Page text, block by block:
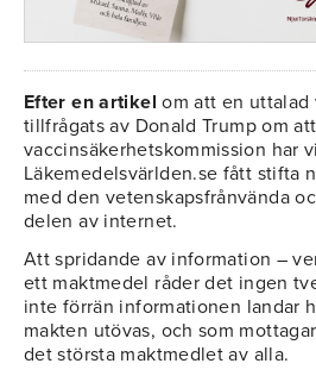
Efter en artikel om att en
tillfrågats av Donald Trump om
vaccinsäkerhetskommission har
Läkemedelsvärlden.se fått stifta
med den vetenskapsfrånvända
delen av internet.
Att spridande av information –
ett maktmedel råder det ingen
inte förrän informationen landar
makten utövas, och som
det största maktmedlet av alla.